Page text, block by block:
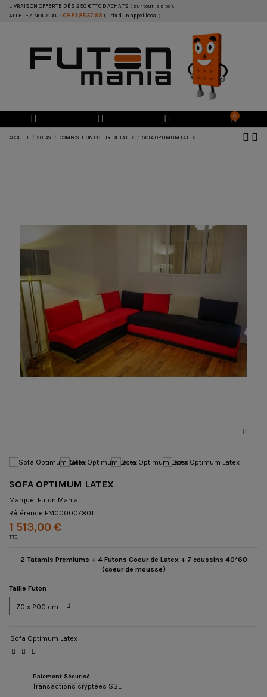
LIVRAISON OFFERTE DÈS 290 € TTC D'ACHATS ( sur tout le site ).
APPELEZ-NOUS AU : 09 81 85 57 98 ( Prix d'un appel local ).
0
ACCUEIL SOFAS COMPOSITION COEUR DE LATEX SOFA OPTIMUM LATEX
SOFA OPTIMUM LATEX
Marque: Futon Mania
Référence FM000007801
1 513,00 €
TTC
2 Tatamis Premiums + 4 Futons Coeur de Latex + 7 coussins 40*60
(coeur de mousse)
Taille Futon
Sofa Optimum Latex
Paiement Sécurisé
Transactions cryptées SSL